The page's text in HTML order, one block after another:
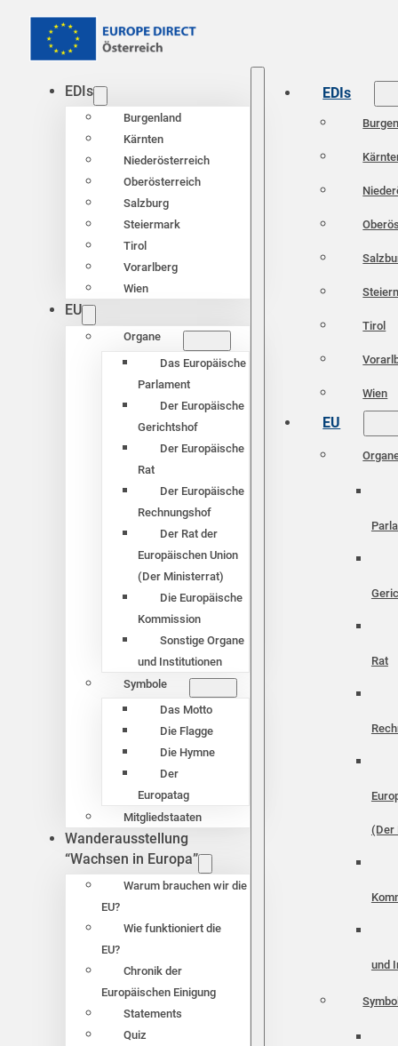
EDIs
Burgenland
Kärnten
Niederösterreich
Oberösterreich
Salzburg
Steiermark
Tirol
Vorarlberg
Wien
EU
Organe
Das Europäische
Parlament
Der Europäische
Gerichtshof
Der Europäische
Rat
Der Europäische
Rechnungshof
Der Rat der
Europäischen Union
(Der Ministerrat)
Die Europäische
Kommission
Sonstige Organe
und Institutionen
Symbole
Das Motto
Die Flagge
Die Hymne
Der
Europatag
Mitgliedstaaten
Wanderausstellung
“Wachsen in Europa”
Warum brauchen wir die
EU?
Wie funktioniert die
EU?
Chronik der
Europäischen Einigung
Statements
Quiz
EDIs
Tirol
Wien
EU
Rat
(Der
und